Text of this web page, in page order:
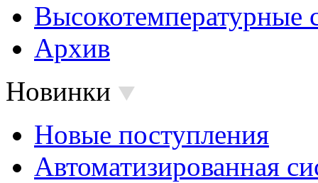
Высокотемпературные
Архив
Новинки
Новые поступления
Автоматизированная